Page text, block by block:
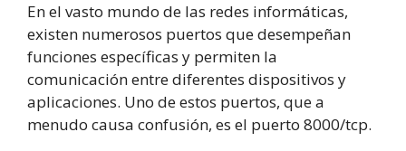
En el vasto mundo de las redes informáticas,
existen numerosos puertos que desempeñan
funciones específicas y permiten la
comunicación entre diferentes dispositivos y
aplicaciones. Uno de estos puertos, que a
menudo causa confusión, es el puerto 8000/tcp.